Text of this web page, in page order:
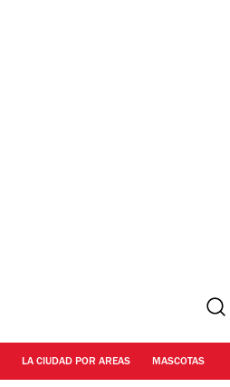
LA CIUDAD POR AREAS MASCOTAS